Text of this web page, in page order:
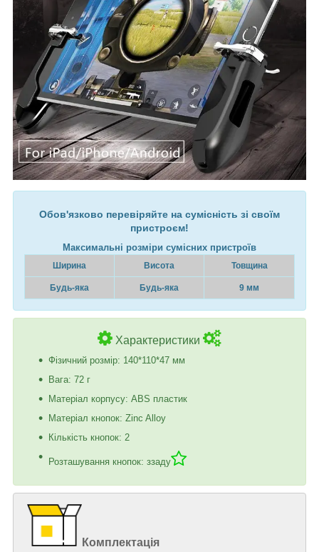
Обов'язково перевіряйте на сумісність зі своїм
пристроєм!
Максимальні розміри сумісних пристроїв
Ширина Висота Товщина
Будь-яка Будь-яка 9 мм
Характеристики
Фізичний розмір: 140*110*47 мм
Вага: 72 г
Матеріал корпусу: ABS пластик
Матеріал кнопок: Zinc Alloy
Кількість кнопок: 2
Розташування кнопок: ззаду
Комплектація